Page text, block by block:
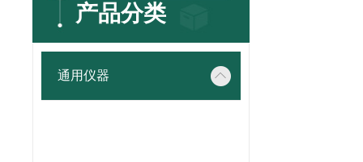
产品分类
通用仪器